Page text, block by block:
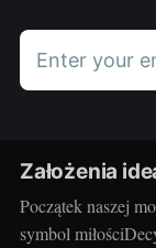
Enter your
Założenia
Początek naszej
symbol